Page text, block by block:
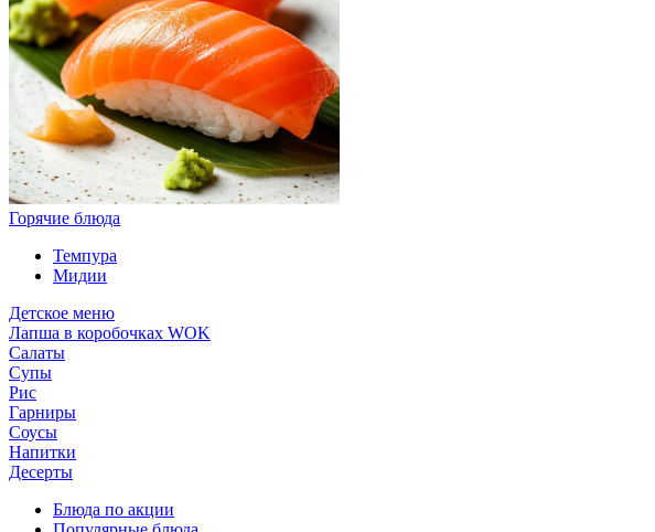
Горячие блюда
Темпура
Мидии
Детское меню
Лапша в коробочках WOK
Салаты
Супы
Рис
Гарниры
Соусы
Напитки
Десерты
Блюда по акции